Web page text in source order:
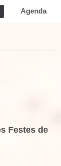
Agenda
Festes de